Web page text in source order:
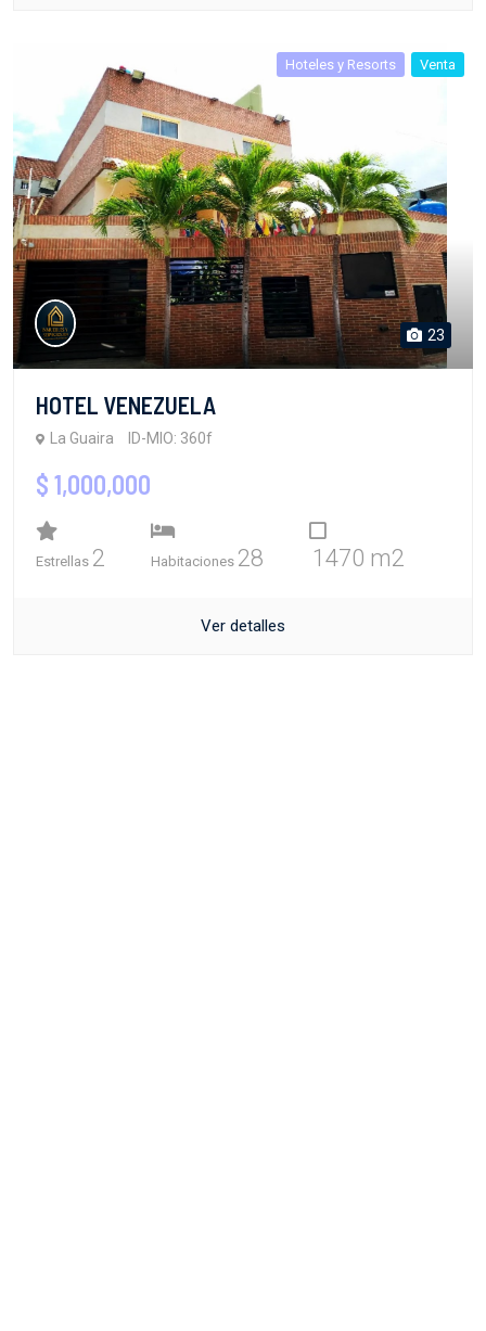
Hoteles y Resorts Venta
23
HOTEL VENEZUELA
La Guaira ID-MIO: 360f
$ 1,000,000
Estrellas 2 Habitaciones 28 1470 m2
Ver detalles